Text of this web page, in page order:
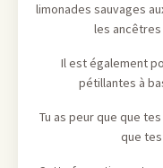
limonades sauvages
les
Il est également
pétillantes à
Tu as peur que que
que